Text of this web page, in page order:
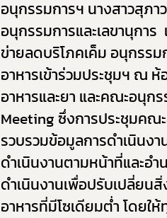
อนุกรรมการฯ นางสาวสุภ
อนุกรรมการและเลขานุการ
ข่ายลดบริโภคเค็ม อนุกรรม
อาหารเข้าร่วมประชุมฯ ณ
อาหารและยา และคณะอนุก
Meetingซึ่งการประชุมคณ
รวบรวมข้อมูลการดำเนินง
ดำเนินงานตามหน้าที่และอ
ดำเนินงานเพื่อปรับเปลี่ยน
อาหารที่มีโซเดียมต่ำ โดยใ